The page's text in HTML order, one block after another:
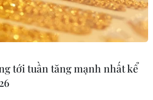
tâm London, một
bắt giữ
tại Đức chuyển
bay gần đường
tới tuần tăng mạnh nhất kể